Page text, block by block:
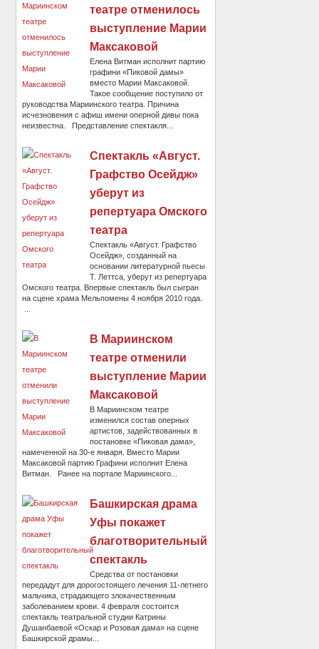
театре отменилось
выступление Марии
Максаковой
Елена Витман исполнит партию
графини «Пиковой дамы»
вместо Марии Максаковой.
Такое сообщение поступило от
руководства Мариинского театра. Причина
исчезновения с афиш имени оперной дивы пока
неизвестна. Представление спектакля...
Спектакль «Август.
Графство Осейдж»
уберут из
репертуара Омского
театра
Спектакль «Август. Графство
Осейдж», созданный на
основании литературной пьесы
Т. Леттса, уберут из репертуара
Омского театра. Впервые спектакль был сыгран
на сцене храма Мельпомены 4 ноября 2010 года.
В Мариинском
театре отменили
выступление Марии
Максаковой
В Мариинском театре
изменился состав оперных
артистов, задействованных в
постановке «Пиковая дама»,
намеченной на 30-е января. Вместо Марии
Максаковой партию Графини исполнит Елена
Витман. Ранее на портале Мариинского...
Башкирская драма
Уфы покажет
благотворительный
спектакль
Средства от постановки
передадут для дорогостоящего лечения 11-летнего
мальчика, страдающего злокачественным
заболеванием крови. 4 февраля состоится
спектакль театральной студии Катрины
Душанбаевой «Оскар и Розовая дама» на сцене
Башкирской драмы...